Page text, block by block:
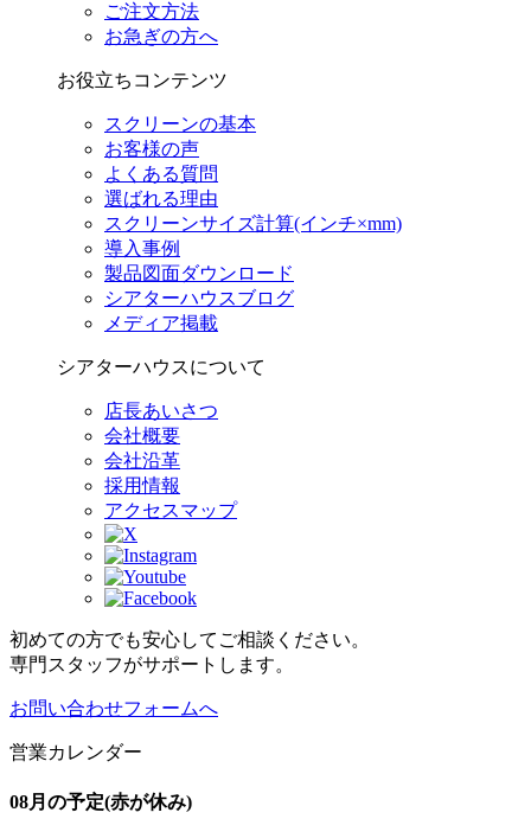
ご注文方法
お急ぎの方へ
お役立ちコンテンツ
スクリーンの基本
お客様の声
よくある質問
選ばれる理由
スクリーンサイズ計算(インチ×mm)
導入事例
製品図面ダウンロード
シアターハウスブログ
メディア掲載
シアターハウスについて
店長あいさつ
会社概要
会社沿革
採用情報
アクセスマップ
初めての方でも安心してご相談ください。
専門スタッフがサポートします。
お問い合わせフォームへ
営業カレンダー
08月の予定(赤が休み)